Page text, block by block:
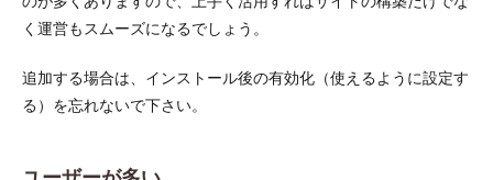
に関
5.4
サイ
トの
して
く運営もスムーズになるでしょう。
追加する場合は、インストール後の有効化（使えるように設定す
る）を忘れないで下さい。